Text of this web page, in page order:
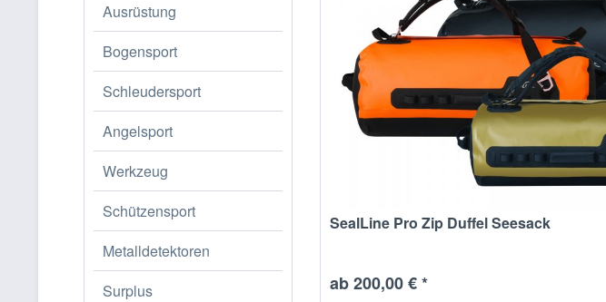
Ausrüstung
Bogensport
Schleudersport
Angelsport
Werkzeug
Schützensport
Metalldetektoren
Surplus
SealLine Pro Zip Duffel Seesack
ab 200,00 € *